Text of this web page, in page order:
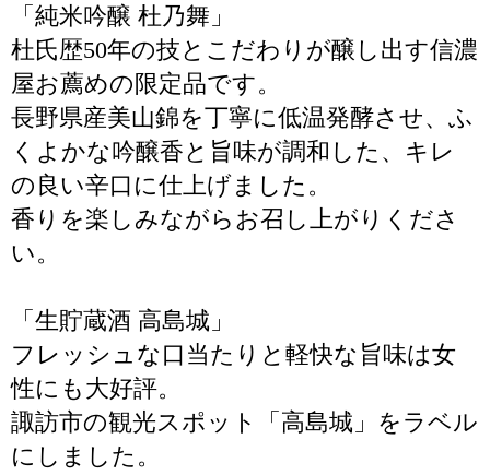
「純米吟醸 杜乃舞」
杜氏歴50年の技とこだわりが醸し出す信濃
屋お薦めの限定品です。
長野県産美山錦を丁寧に低温発酵させ、ふ
くよかな吟醸香と旨味が調和した、キレ
の良い辛口に仕上げました。
香りを楽しみながらお召し上がりくださ
い。
「生貯蔵酒 高島城」
フレッシュな口当たりと軽快な旨味は女
性にも大好評。
諏訪市の観光スポット「高島城」をラベル
にしました。